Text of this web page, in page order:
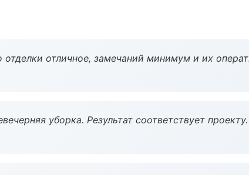
отделки отличное, замечаний минимум и их
уборка. Результат соответствует проекту.